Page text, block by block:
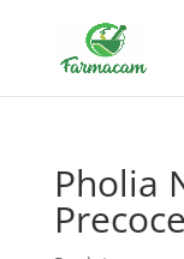
Pholia
Precoce